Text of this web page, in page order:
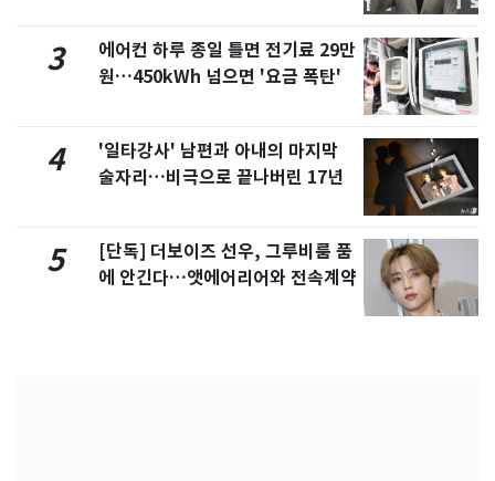
3
에어컨 하루 종일 틀면 전기료 29만
원…450kWh 넘으면 '요금 폭탄'
4
'일타강사' 남편과 아내의 마지막
술자리…비극으로 끝나버린 17년
5
[단독] 더보이즈 선우, 그루비룸 품
에 안긴다…앳에어리어와 전속계약